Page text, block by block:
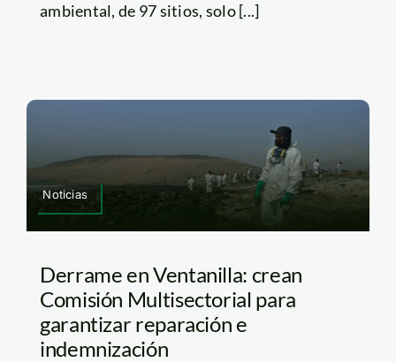
ambiental, de 97 sitios, solo [...]
Noticias
Derrame en Ventanilla: crean
Comisión Multisectorial para
garantizar reparación e
indemnización